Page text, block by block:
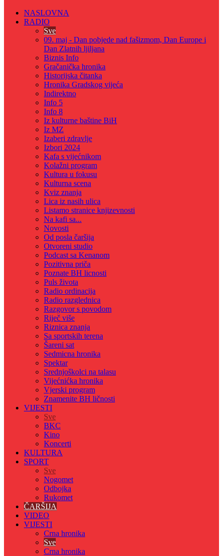
NASLOVNA
RADIO
Sve
09. maj - Dan pobjede nad fašizmom, Dan Europe i
Dan Zlatnih ljiljana
Biznis Info
Gračanička hronika
Historijska čitanka
Hronika Gradskog vijeća
Indirektno
Info 5
Info 8
Iz kulturne baštine BiH
Iz MZ
Izaberi zdravlje
Izbori 2024
Kafa s vijećnikom
Kolažni program
Kultura u fokusu
Kulturna scena
Kviz znanja
Lica iz nasih ulica
Listamo stranice knjizevnosti
Na kafi sa...
Novosti
Od posla čaršija
Otvoreni studio
Podcast sa Kenanom
Pozitivna priča
Poznate BH licnosti
Puls života
Radio ordinacija
Radio razglednica
Razgovor s povodom
Riječ više
Riznica znanja
Sa sportskih terena
Šareni sat
Sedmicna hronika
Spektar
Srednjoškolci na talasu
Vijećnićka hronika
Vjerski program
Znamenite BH ličnosti
VIJESTI
Sve
BKC
Kino
Koncerti
KULTURA
SPORT
Sve
Nogomet
Odbojka
Rukomet
ČARŠIJA
VIDEO
VIJESTI
Crna hronika
Sve
Crna hronika